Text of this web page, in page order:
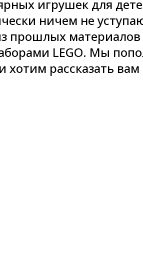
игрушек для
ничем не
прошлых
LEGO. Мы
хотим рассказать